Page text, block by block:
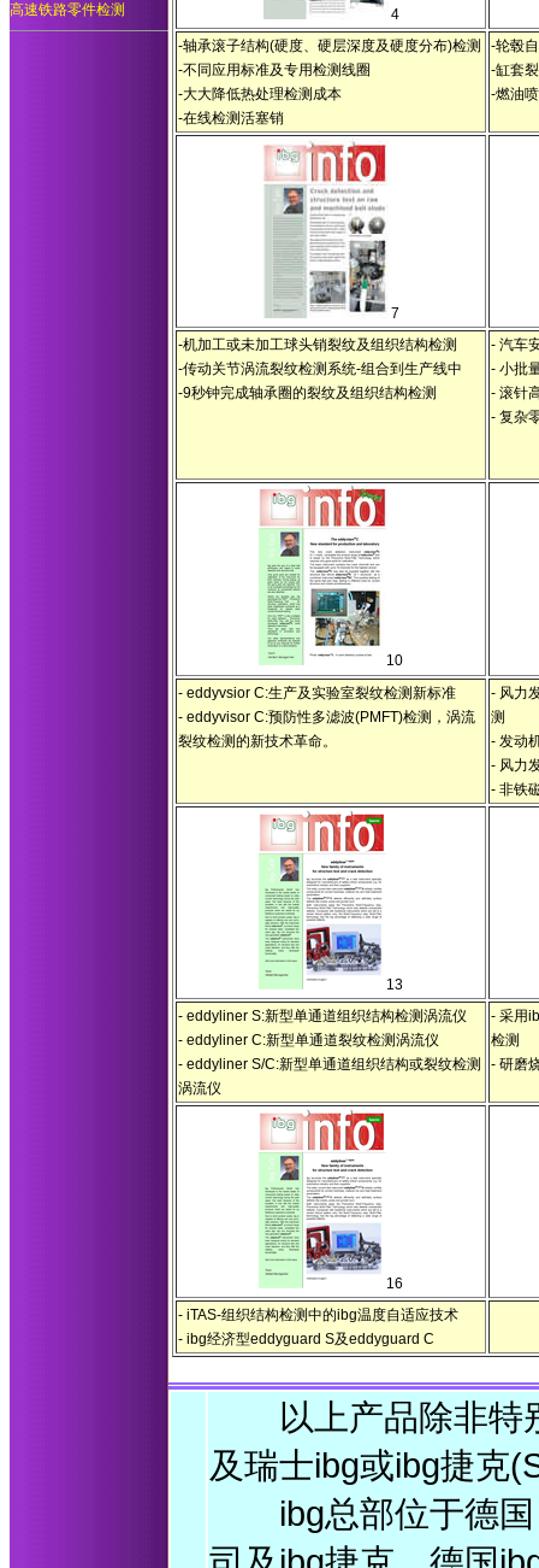
高速铁路零件检测
4
-轴承滚子结构(硬度、硬层深度及硬度分布)检测
-不同应用标准及专用检测线圈
-大大降低热处理检测成本
-在线检测活塞销
-轮毂
-缸套
-燃油
7
-机加工或未加工球头销裂纹及组织结构检测
-传动关节涡流裂纹检测系统-组合到生产线中
-9秒钟完成轴承圈的裂纹及组织结构检测
- 汽车
- 小批
- 滚针
- 复杂
10
- eddyvsior C:生产及实验室裂纹检测新标准
- eddyvisor C:预防性多滤波(PMFT)检测，涡流
裂纹检测的新技术革命。
- 风力
测
- 发动
- 风力
- 非铁
13
- eddyliner S:新型单通道组织结构检测涡流仪
- eddyliner C:新型单通道裂纹检测涡流仪
- eddyliner S/C:新型单通道组织结构或裂纹检测
涡流仪
- 采用
检测
- 研磨
16
- iTAS-组织结构检测中的ibg温度自适应技术
- ibg经济型eddyguard S及eddyguard C
以上产品除非特
及瑞士ibg或ibg捷克
ibg总部位于德国